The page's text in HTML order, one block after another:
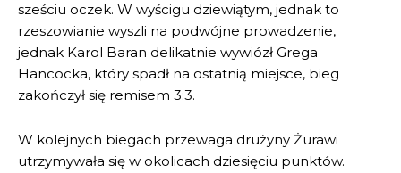
sześciu oczek. W wyścigu dziewiątym, jednak to
rzeszowianie wyszli na podwójne prowadzenie,
jednak Karol Baran delikatnie wywiózł Grega
Hancocka, który spadł na ostatnią miejsce, bieg
zakończył się remisem 3:3.
W kolejnych biegach przewaga drużyny Żurawi
utrzymywała się w okolicach dziesięciu punktów.